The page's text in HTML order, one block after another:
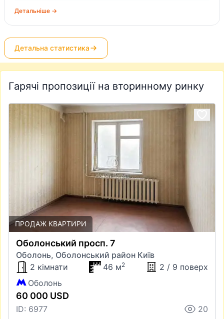
Детальніше →
Детальна статистика
Гарячі пропозиції на вторинному ринку
ПРОДАЖ КВАРТИРИ
Оболонський просп. 7
Оболонь, Оболонський район Київ
2 кімнати
46 м2
2 / 9 поверх
Оболонь
60 000 USD
ID: 6977
20